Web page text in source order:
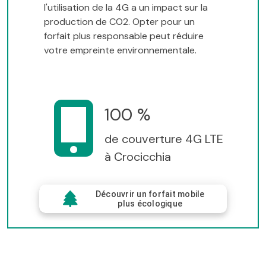
l'utilisation de la 4G a un impact sur la
production de CO2. Opter pour un
forfait plus responsable peut réduire
votre empreinte environnementale.
100 %
de couverture 4G LTE
à Crocicchia
Découvrir un forfait mobile
plus écologique